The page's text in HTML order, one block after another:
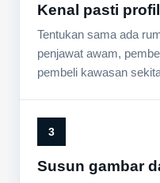
Kenal pasti
Tentukan sama ada
penjawat awam,
pembeli kawasan
3
Susun gambar